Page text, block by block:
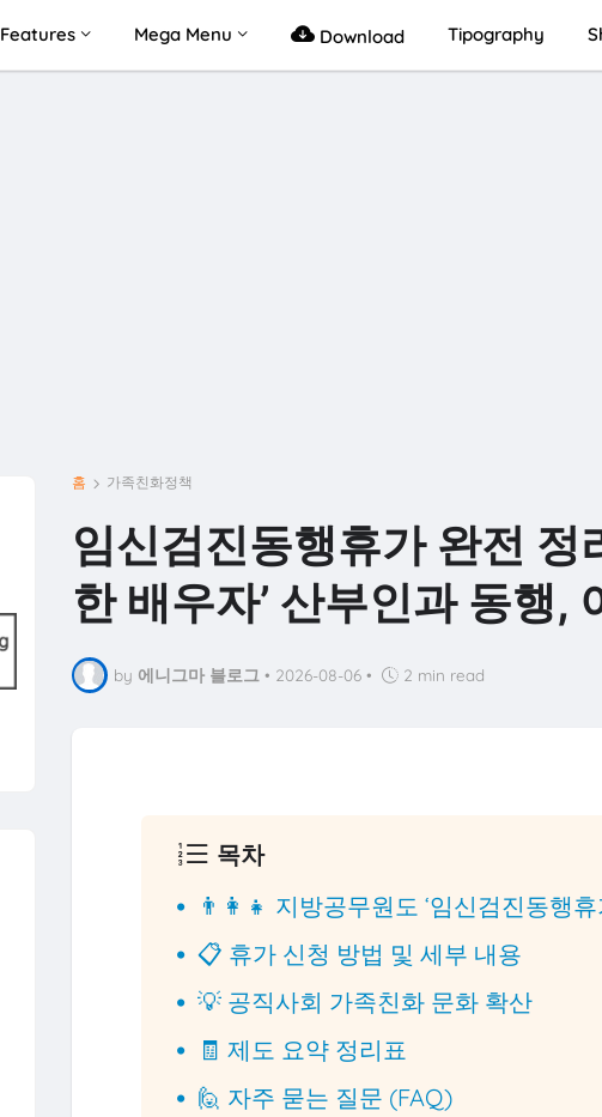
Features Mega Menu Download Tipography
홈 가족친화정책
임신검진동행휴가 완전 정
한 배우자’ 산부인과 동행,
by 에니그마 블로그 • 2026-08-06 • 2 min read
목차
👨‍👩‍👧 지방공무원도 ‘임신검진동행휴
📋 휴가 신청 방법 및 세부 내용
💡 공직사회 가족친화 문화 확산
🧾 제도 요약 정리표
🙋 자주 묻는 질문 (FAQ)